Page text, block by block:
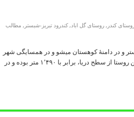
کندر , روستای گل اباد, کندرود تبریز-شبستر , مطالب
جادهٔ صوفیان-شبستر و در دامنهٔ کوهستان میشو و در همسایگی شهر
سیس و روستاهای گل‌آباد و سرکنددیزج قرار گرفته‌است. ارتفاع این روستا از سطح دریا، برابر با ۱٬۴۹۰ متر بوده و در